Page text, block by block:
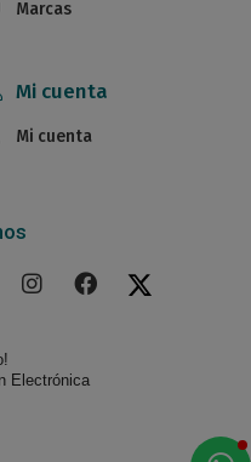
Marcas
Mi cuenta
Mi cuenta
Electrónica